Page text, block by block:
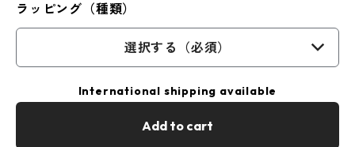
ラッピング（種類）
選択する（必須）
International shipping available
Add to cart